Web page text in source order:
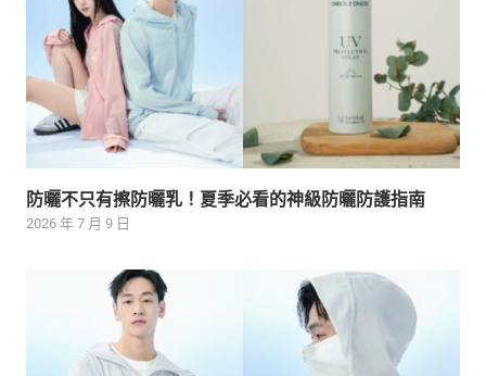
防曬不只有擦防曬乳！夏季必看的神級防曬防護指南
2026 年 7 月 9 日